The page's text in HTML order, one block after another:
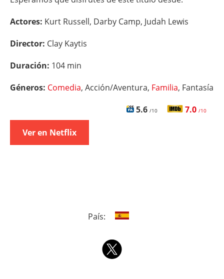
Actores: Kurt Russell, Darby Camp, Judah Lewis
Director: Clay Kaytis
Duración: 104 min
Géneros: Comedia, Acción/Aventura, Familia, Fantasía
5.6 /10 7.0 /10
Ver en Netflix
País: